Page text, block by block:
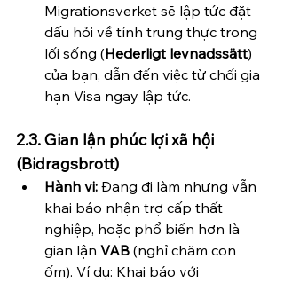
Migrationsverket sẽ lập tức đặt
dấu hỏi về tính trung thực trong
lối sống (Hederligt levnadssätt)
của bạn, dẫn đến việc từ chối gia
hạn Visa ngay lập tức.
2.3. Gian lận phúc lợi xã hội
(Bidragsbrott)
Hành vi: Đang đi làm nhưng vẫn
khai báo nhận trợ cấp thất
nghiệp, hoặc phổ biến hơn là
gian lận VAB (nghỉ chăm con
ốm). Ví dụ: Khai báo với